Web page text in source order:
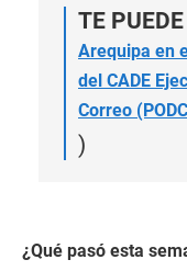
TE
Arequipa en
del CADE
Correo
)
¿Qué pasó esta